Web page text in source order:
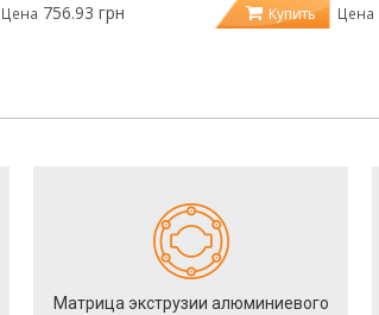
Цена 756.93 грн Купить Цена
Матрица экструзии алюминиевого